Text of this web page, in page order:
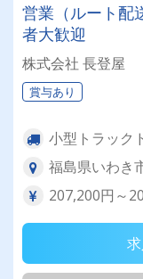
営業（ルート配
者大歓迎
株式会社 長登屋
賞与あり
小型トラック
福島県いわき
207,200円～